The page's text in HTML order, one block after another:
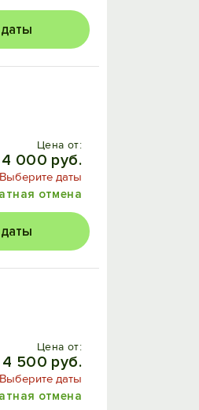
Цена от:
4 000 руб.
Выберите даты
отмена
Цена от:
4 500 руб.
Выберите даты
отмена